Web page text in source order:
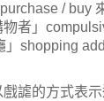
/ buy
者」
shopping
謔的方式表